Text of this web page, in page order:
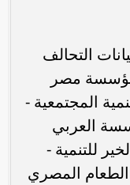
من كيانات التحالف
مصر
المجتمعية -
العربي
للتنمية -
المصري